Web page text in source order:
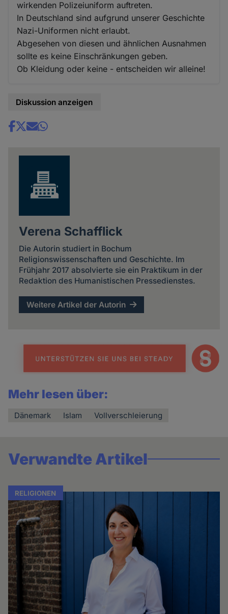
wirkenden Polizeiuniform auftreten.
In Deutschland sind aufgrund unserer Geschichte
Nazi-Uniformen nicht erlaubt.
Abgesehen von diesen und ähnlichen Ausnahmen
sollte es keine Einschränkungen geben.
Ob Kleidung oder keine - entscheiden wir alleine!
Diskussion anzeigen
Share
Verena Schafflick
Die Autorin studiert in Bochum
Religionswissenschaften und Geschichte. Im
Frühjahr 2017 absolvierte sie ein Praktikum in der
Redaktion des Humanistischen Pressedienstes.
Weitere Artikel der Autorin
Mehr lesen über:
Dänemark Islam Vollverschleierung
Verwandte Artikel
RELIGIONEN